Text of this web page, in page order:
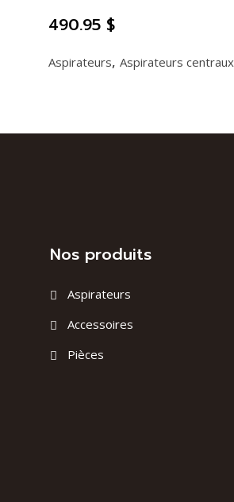
Aspirateurs, Aspirateurs centraux
490.95 $
Nos produits
Aspirateurs
Accessoires
Pièces